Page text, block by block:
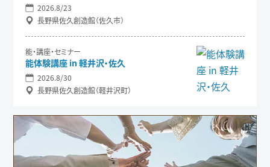
2026.8/23
長野県佐久創造館（佐久市）
能・講座・セミナー
能体験講座 in 軽井沢・佐久
2026.8/30
長野県佐久創造館（軽井沢町）